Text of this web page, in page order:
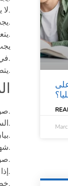
لا يحق للمتقدم العمل خلال فترة المنحة.
يجب على المتقدمين للمنحة أن يكون لديهم سجل أكاديمي قوي.
يتعين على المرشحين إظهار المهارات والإمكانات القيادية التي يمتلكونها.
في تحقيق هذه الأهداف.
والحصول على قبول في جامعة البخاري.
صورة جواز السفر ساري المفعول.
السيرة الذاتية.
بيان الدرجات أو كشف النقاط.
شهادة آخر مؤهل دراسي.
صور لمنزل المتقدم (داخلية وخارجية).
شهادة IELTS أو TOEFL، إذا كانت متاحة.
خطاب يوضح دوافع المتقدم للدراسة في الجامعة وأهدافه الأكاديمية والمهنية.